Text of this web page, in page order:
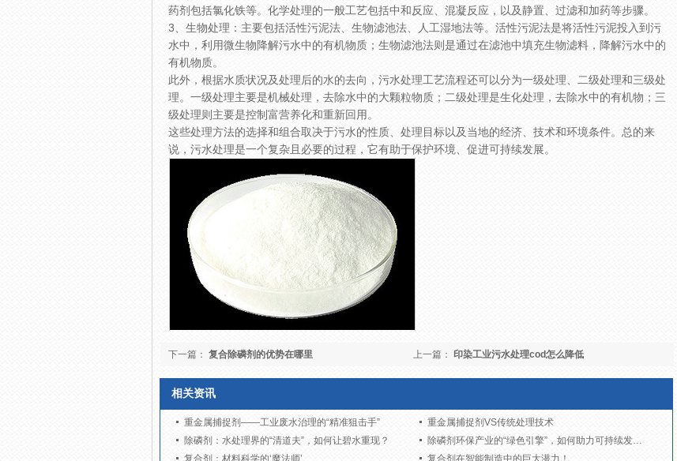
药剂包括氯化铁等。化学处理的一般工艺包括中和反应、混凝反应，以及静置、过滤和加药等步骤。
3、生物处理：主要包括活性污泥法、生物滤池法、人工湿地法等。活性污泥法是将活性污泥投入到污
水中，利用微生物降解污水中的有机物质；生物滤池法则是通过在滤池中填充生物滤料，降解污水中的
有机物质。
此外，根据水质状况及处理后的水的去向，污水处理工艺流程还可以分为一级处理、二级处理和三级处
理。一级处理主要是机械处理，去除水中的大颗粒物质；二级处理是生化处理，去除水中的有机物；三
级处理则主要是控制富营养化和重新回用。
这些处理方法的选择和组合取决于污水的性质、处理目标以及当地的经济、技术和环境条件。总的来
说，污水处理是一个复杂且必要的过程，它有助于保护环境、促进可持续发展。
上一篇： 印染工业污水处理cod怎么降低
下一篇： 复合除磷剂的优势在哪里
相关资讯
重金属捕捉剂——工业废水治理的“精准狙击手”
重金属捕捉剂VS传统处理技术
除磷剂：水处理界的“清道夫”，如何让碧水重现？
除磷剂环保产业的“绿色引擎”，如何助力可持续发展？
复合剂：材料科学的‘魔法师’
复合剂在智能制造中的巨大潜力！